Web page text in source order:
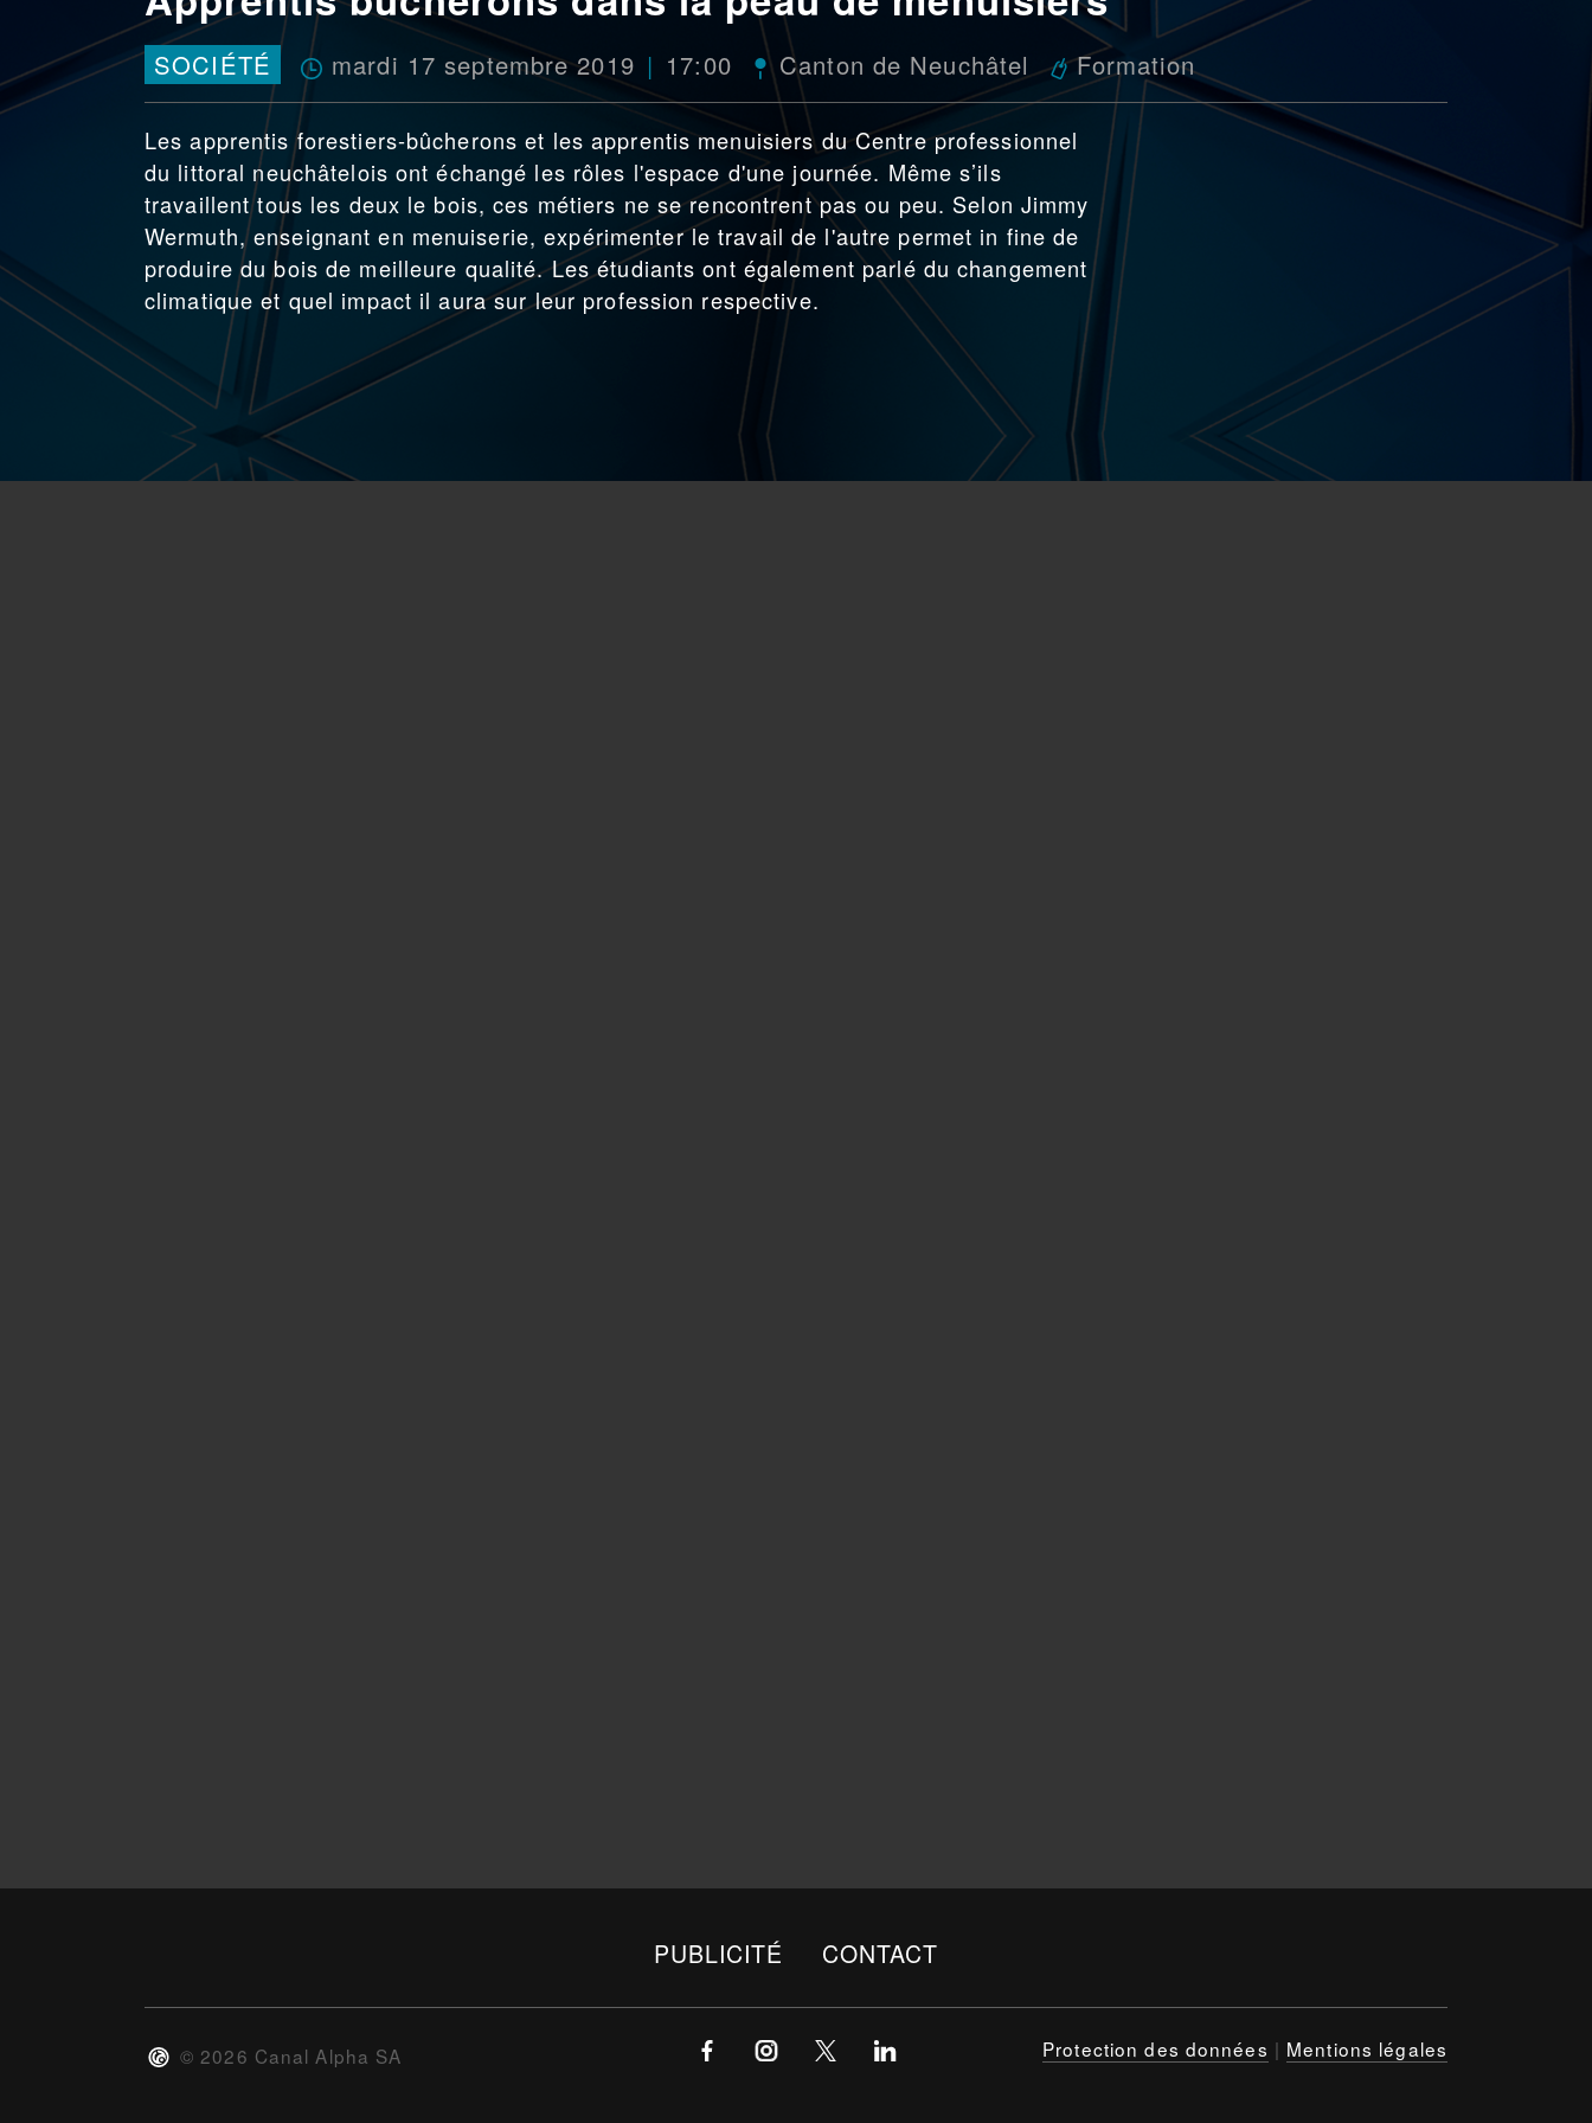
SOCIÉTÉ mardi 17 septembre 2019 17:00 Canton de Neuchâtel Formation
Les apprentis forestiers-bûcherons et les apprentis menuisiers du Centre professionnel
du littoral neuchâtelois ont échangé les rôles l'espace d'une journée. Même s’ils
travaillent tous les deux le bois, ces métiers ne se rencontrent pas ou peu. Selon Jimmy
Wermuth, enseignant en menuiserie, expérimenter le travail de l'autre permet in fine de
produire du bois de meilleure qualité. Les étudiants ont également parlé du changement
climatique et quel impact il aura sur leur profession respective.
PUBLICITÉ CONTACT
© 2026 Canal Alpha SA Protection des données | Mentions légales